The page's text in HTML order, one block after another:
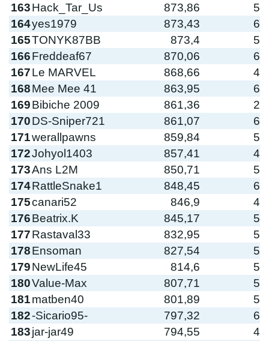
163Hack_Tar_Us 873,86
5
164yes1979 873,43
6
165TONYK87BB 873,4
5
166Freddeaf67 870,06
6
167Le MARVEL 868,66
4
168Mee Mee 41 863,95
6
169Bibiche 2009 861,36
2
170DS-Sniper721 861,07
6
171werallpawns 859,84
5
172Johyol1403 857,41
4
173Ans L2M 850,71
5
174RattleSnake1 848,45
6
175canari52 846,9
4
176Beatrix.K 845,17
5
177Rastaval33 832,95
5
178Ensoman 827,54
5
179NewLife45 814,6
5
180Value-Max 807,71
5
181matben40 801,89
5
182-Sicario95- 797,32
6
183jar-jar49 794,55
4